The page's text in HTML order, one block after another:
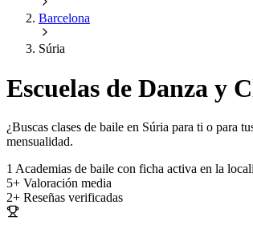
Barcelona
Súria
Escuelas de Danza y
¿Buscas clases de baile en Súria para ti o para
mensualidad.
1 Academias de baile con ficha activa en la
5+ Valoración media
2+ Reseñas verificadas